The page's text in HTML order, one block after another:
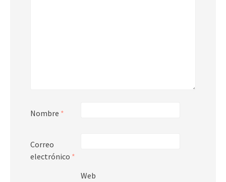
Nombre *
Correo
electrónico *
Web